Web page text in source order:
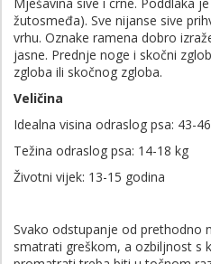
Mješavina sive i crne. Poddlaka
žutosmeđa). Sve nijanse sive
vrhu. Oznake ramena dobro
jasne. Prednje noge i skočni
zgloba ili skočnog zgloba.
Veličina
Idealna visina odraslog psa: 43-
Težina odraslog psa: 14-18 kg
Životni vijek: 13-15 godina
Svako odstupanje od prethodno
smatrati greškom, a ozbiljnost s